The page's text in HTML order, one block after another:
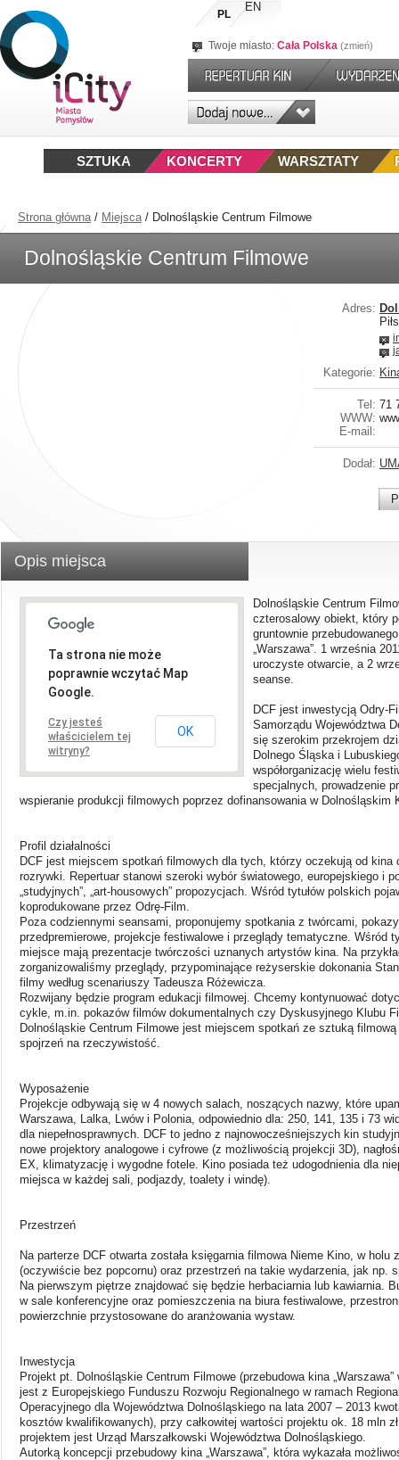
PL
EN
Twoje miasto: Cała Polska zmień
WARSZTATY
KONCERTY
SZTUKA
Strona główna/ Miejsca/ Dolnośląskie Centrum Filmowe
Dolnośląskie Centrum Filmowe
Adres:
Kategorie:
Tel: 71
WWW:
E-mail:
Dodał:
Opis miejsca
Ta strona nie może
poprawnie wczytać Map
Google.
Czy jesteś
właścicielem tej
witryny?
OK
Dolnośląskie Centrum
czterosalowy obiekt, który
gruntownie
„Warszawa”. 1 września
uroczyste otwarcie, a 2
seanse.
DCF jest inwestycją Odry-
Samorządu Województwa
się szerokim przekrojem
Dolnego Śląska i
współorganizację wielu
specjalnych, prowadzenie
wspieranie produkcji filmowych poprzez dofinansowania w Dolnośląskim
Profil działalności
DCF jest miejscem spotkań filmowych dla tych, którzy oczekują od kina
rozrywki. Repertuar stanowi szeroki wybór światowego, europejskiego i
„studyjnych”, „art-housowych” propozycjach. Wśród tytułów polskich
koprodukowane przez Odrę-Film.
Poza codziennymi seansami, proponujemy spotkania z twórcami,
przedpremierowe, projekcje festiwalowe i przeglądy tematyczne. Wśród
miejsce mają prezentacje twórczości uznanych artystów kina. Na
zorganizowaliśmy przeglądy, przypominające reżyserskie dokonania
filmy według scenariuszy Tadeusza Różewicza.
Rozwijany będzie program edukacji filmowej. Chcemy kontynuować
cykle, m.in. pokazów filmów dokumentalnych czy Dyskusyjnego Klubu
Dolnośląskie Centrum Filmowe jest miejscem spotkań ze sztuką
spojrzeń na rzeczywistość.
Wyposażenie
Projekcje odbywają się w 4 nowych salach, noszących nazwy, które
Warszawa, Lalka, Lwów i Polonia, odpowiednio dla: 250, 141, 135 i 73
dla niepełnosprawnych. DCF to jedno z najnowocześniejszych kin
nowe projektory analogowe i cyfrowe (z możliwością projekcji 3D),
EX, klimatyzację i wygodne fotele. Kino posiada też udogodnienia dla
miejsca w każdej sali, podjazdy, toalety i windę).
Przestrzeń
Na parterze DCF otwarta została księgarnia filmowa Nieme Kino, w holu
(oczywiście bez popcornu) oraz przestrzeń na takie wydarzenia, jak np.
Na pierwszym piętrze znajdować się będzie herbaciarnia lub kawiarnia.
w sale konferencyjne oraz pomieszczenia na biura festiwalowe,
powierzchnie przystosowane do aranżowania wystaw.
Inwestycja
Projekt pt. Dolnośląskie Centrum Filmowe (przebudowa kina „Warszawa”
jest z Europejskiego Funduszu Rozwoju Regionalnego w ramach
Operacyjnego dla Województwa Dolnośląskiego na lata 2007 – 2013
kosztów kwalifikowanych), przy całkowitej wartości projektu ok. 18 mln
projektem jest Urząd Marszałkowski Województwa Dolnośląskiego.
Autorką koncepcji przebudowy kina „Warszawa”, która wykazała